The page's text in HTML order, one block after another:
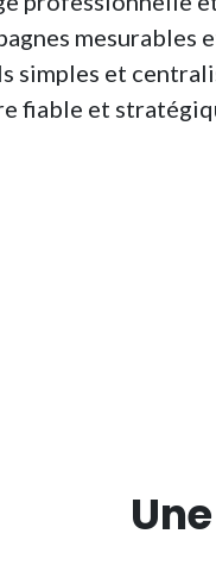
mesurables
simples et
fiable et